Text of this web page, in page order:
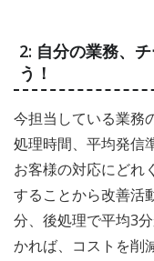
2: 自分の業務、
う！
今担当している業務
処理時間、平均発信
お客様の対応にどれ
することから改善活
分、後処理で平均3
かれば、コストを削